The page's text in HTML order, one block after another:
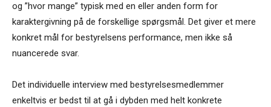
og ”hvor mange” typisk med en eller anden form for
karaktergivning på de forskellige spørgsmål. Det giver et mere
konkret mål for bestyrelsens performance, men ikke så
nuancerede svar.
Det individuelle interview med bestyrelsesmedlemmer
enkeltvis er bedst til at gå i dybden med helt konkrete